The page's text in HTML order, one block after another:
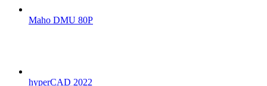
Maho DMU 80P
hyperCAD 2022